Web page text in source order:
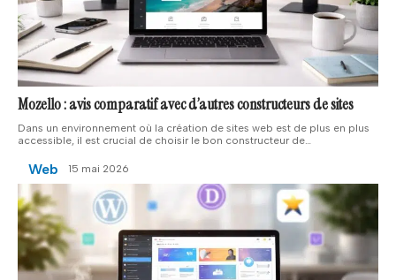
Mozello : avis comparatif avec d’autres constructeurs de sites
Dans un environnement où la création de sites web est de plus en plus
accessible, il est crucial de choisir le bon constructeur de…
Web 15 mai 2026